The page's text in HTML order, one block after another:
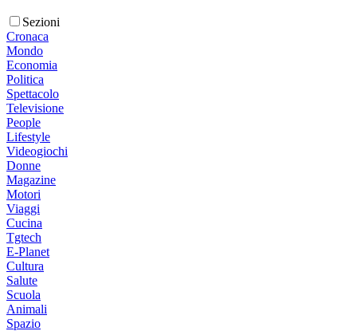
Sezioni
Cronaca
Mondo
Economia
Politica
Spettacolo
Televisione
People
Lifestyle
Videogiochi
Donne
Magazine
Motori
Viaggi
Cucina
Tgtech
E-Planet
Cultura
Salute
Scuola
Animali
Spazio